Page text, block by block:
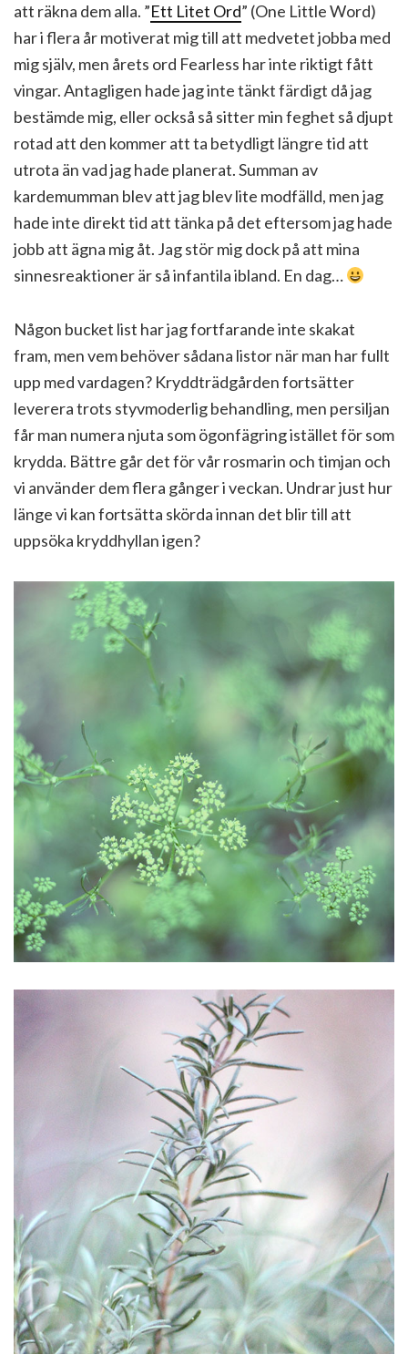
att räkna dem alla. ”Ett Litet Ord” (One Little Word)
har i flera år motiverat mig till att medvetet jobba med
mig själv, men årets ord Fearless har inte riktigt fått
vingar. Antagligen hade jag inte tänkt färdigt då jag
bestämde mig, eller också så sitter min feghet så djupt
rotad att den kommer att ta betydligt längre tid att
utrota än vad jag hade planerat. Summan av
kardemumman blev att jag blev lite modfälld, men jag
hade inte direkt tid att tänka på det eftersom jag hade
jobb att ägna mig åt. Jag stör mig dock på att mina
sinnesreaktioner är så infantila ibland. En dag…
Någon bucket list har jag fortfarande inte skakat
fram, men vem behöver sådana listor när man har fullt
upp med vardagen? Kryddträdgården fortsätter
leverera trots styvmoderlig behandling, men persiljan
får man numera njuta som ögonfägring istället för som
krydda. Bättre går det för vår rosmarin och timjan och
vi använder dem flera gånger i veckan. Undrar just hur
länge vi kan fortsätta skörda innan det blir till att
uppsöka kryddhyllan igen?